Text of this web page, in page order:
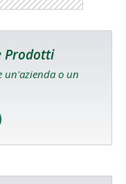
Prodotti
un'azienda o un